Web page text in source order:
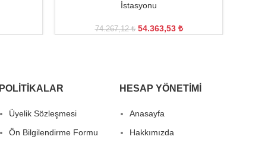
İstasyonu
74.267,12₺ 54.363,53 ₺
POLITIKALAR
Üyelik Sözleşmesi
Ön Bilgilendirme Formu
HESAP YÖNETIMI
Anasayfa
Hakkımızda